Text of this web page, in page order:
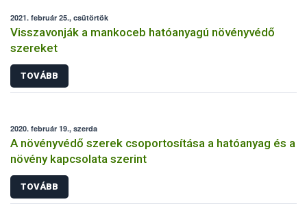
2021. február 25., csütörtök
Visszavonják a mankoceb hatóanyagú növényvédő
szereket
TOVÁBB
2020. február 19., szerda
A növényvédő szerek csoportosítása a hatóanyag és a
növény kapcsolata szerint
TOVÁBB